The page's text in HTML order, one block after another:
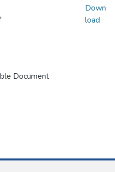
Document
Down
load